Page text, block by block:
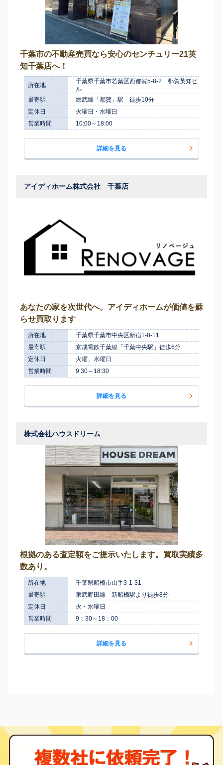
千葉市の不動産売買なら安心のセンチュリー21英
知千葉店へ！
所在地
千葉県千葉市若葉区西都賀5-8-2 都賀英知ビ
ル
最寄駅
総武線「都賀」駅 徒歩10分
定休日
火曜日・水曜日
営業時間
10:00～18:00
詳細を見る
アイディホーム株式会社 千葉店
あなたの家を次世代へ。アイディホームが価値を蘇
らせ買取ります
所在地
千葉県千葉市中央区新宿1-8-11
最寄駅
京成電鉄千葉線「千葉中央駅」徒歩6分
定休日
火曜、水曜日
営業時間
9:30～18:30
詳細を見る
株式会社ハウスドリーム
根拠のある査定額をご提示いたします。買取実績多
数あり。
所在地
千葉県船橋市山手3-1-31
最寄駅
東武野田線 新船橋駅より徒歩8分
定休日
火・水曜日
営業時間
9：30～18：00
詳細を見る